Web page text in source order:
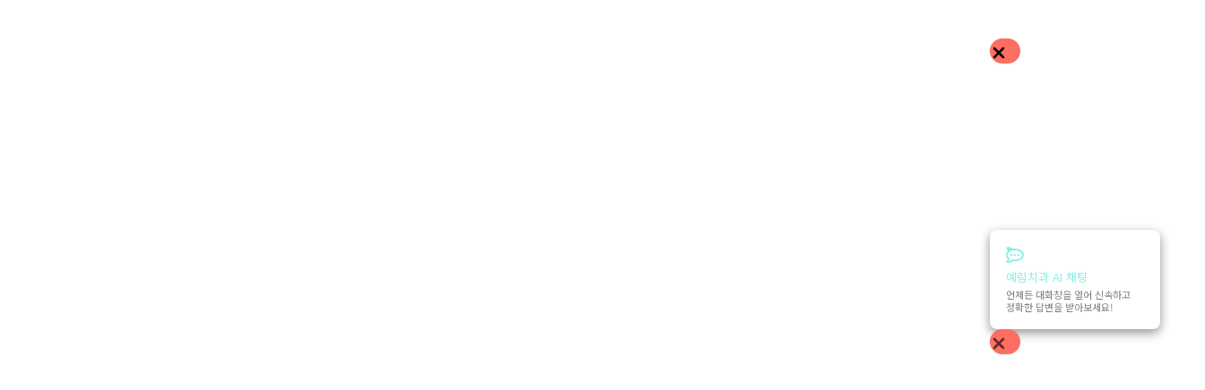
예림치과 AI 채팅
언제든 대화창을 열어 신속하고
정확한 답변을 받아보세요!